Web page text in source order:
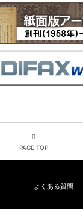
PAGE TOP
よくある質問